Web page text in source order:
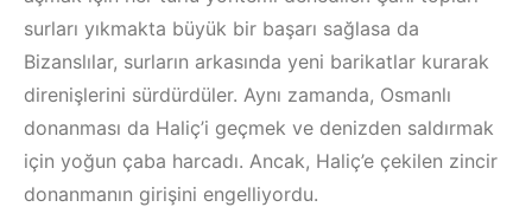
surları yıkmakta büyük bir başarı sağlasa da
Bizanslılar, surların arkasında yeni barikatlar kurarak
direnişlerini sürdürdüler. Aynı zamanda, Osmanlı
donanması da Haliç’i geçmek ve denizden saldırmak
için yoğun çaba harcadı. Ancak, Haliç’e çekilen zincir
donanmanın girişini engelliyordu.